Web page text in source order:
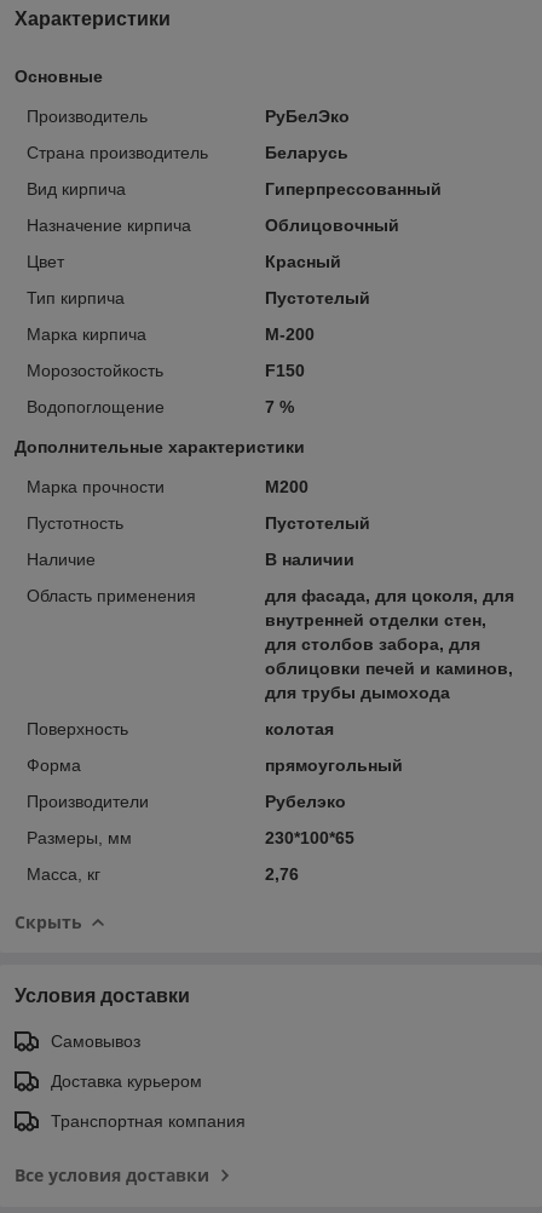
Характеристики
Основные
Производитель
РуБелЭко
Страна производитель
Беларусь
Вид кирпича
Гиперпрессованный
Назначение кирпича
Облицовочный
Цвет
Красный
Тип кирпича
Пустотелый
Марка кирпича
М-200
Морозостойкость
F150
Водопоглощение
7 %
Дополнительные характеристики
Марка прочности
М200
Пустотность
Пустотелый
Наличие
В наличии
Область применения
для фасада, для цоколя, для
внутренней отделки стен,
для столбов забора, для
облицовки печей и каминов,
для трубы дымохода
Поверхность
колотая
Форма
прямоугольный
Производители
Рубелэко
Размеры, мм
230*100*65
Масса, кг
2,76
Скрыть
Условия доставки
Самовывоз
Доставка курьером
Транспортная компания
Все условия доставки